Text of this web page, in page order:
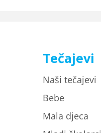
Tečajevi
Naši tečajevi
Bebe
Mala djeca